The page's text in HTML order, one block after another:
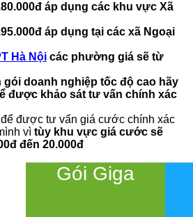
áp dụng các khu vực Xã
áp dụng tại các xã Ngoại
Hà Nội các phường giá sẽ từ
gói doanh nghiệp tốc độ cao hãy
được khảo sát tư vấn chính xác
được tư vấn giá cước chính xác
vì tùy khu vực giá cước sẽ
đến 20.000đ
Gói Giga